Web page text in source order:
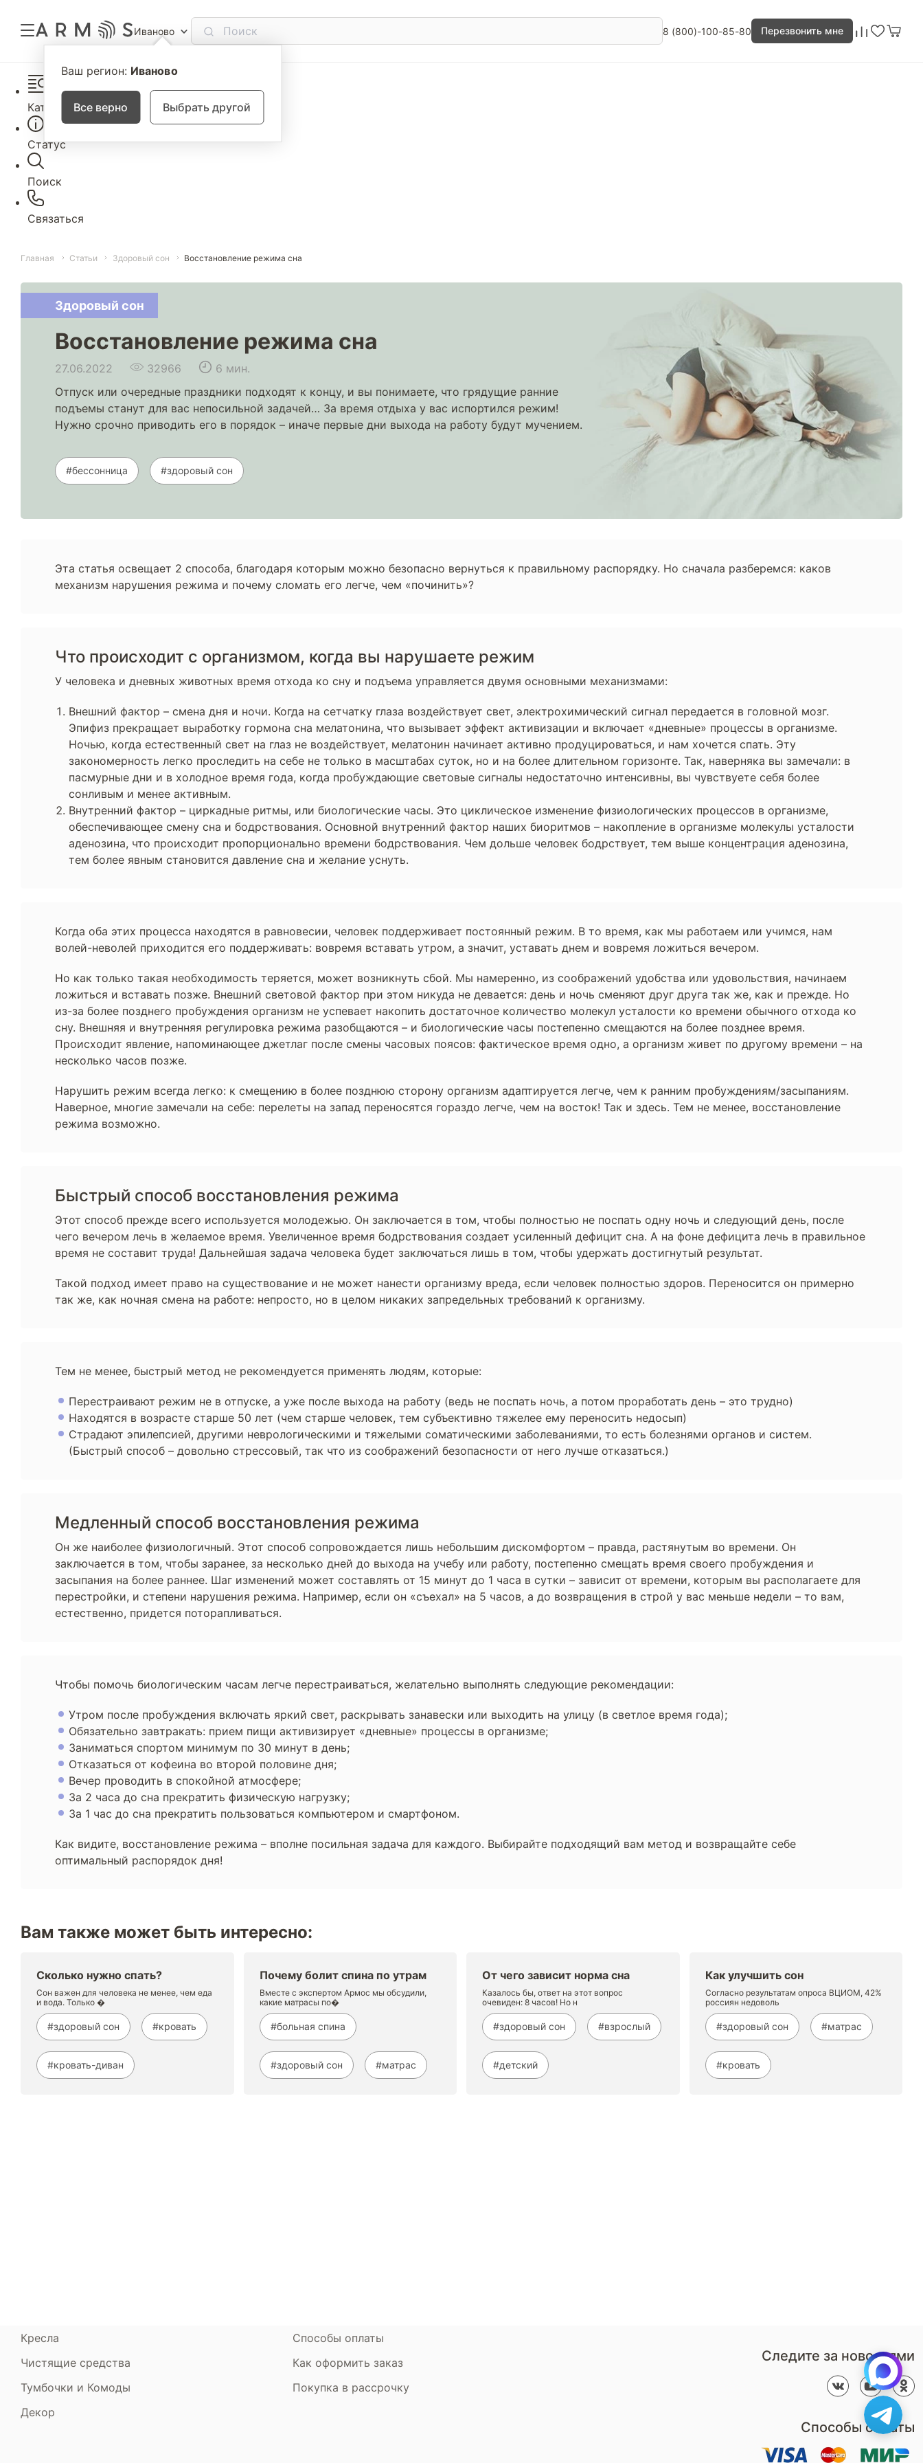
Иваново
Ваш регион: Иваново
Все верно Выбрать другой
8 (800)-100-85-80 Перезвонить мне
Каталог
Статус
Поиск
Связаться
Главная Статьи Здоровый сон Восстановление режима сна
Здоровый сон
Восстановление режима сна
27.06.2022 32966
6 мин.
Отпуск или очередные праздники подходят к концу, и вы понимаете, что грядущие ранние
подъемы станут для вас непосильной задачей… За время отдыха у вас испортился режим!
Нужно срочно приводить его в порядок – иначе первые дни выхода на работу будут мучением.
#бессонница #здоровый сон
Эта статья освещает 2 способа, благодаря которым можно безопасно вернуться к правильному распорядку. Но сначала разберемся: каков
механизм нарушения режима и почему сломать его легче, чем «починить»?
Что происходит с организмом, когда вы нарушаете режим
У человека и дневных животных время отхода ко сну и подъема управляется двумя основными механизмами:
Внешний фактор – смена дня и ночи. Когда на сетчатку глаза воздействует свет, электрохимический сигнал передается в головной мозг.
Эпифиз прекращает выработку гормона сна мелатонина, что вызывает эффект активизации и включает «дневные» процессы в организме.
Ночью, когда естественный свет на глаз не воздействует, мелатонин начинает активно продуцироваться, и нам хочется спать. Эту
закономерность легко проследить на себе не только в масштабах суток, но и на более длительном горизонте. Так, наверняка вы замечали: в
пасмурные дни и в холодное время года, когда пробуждающие световые сигналы недостаточно интенсивны, вы чувствуете себя более
сонливым и менее активным.
Внутренний фактор – циркадные ритмы, или биологические часы. Это циклическое изменение физиологических процессов в организме,
обеспечивающее смену сна и бодрствования. Основной внутренний фактор наших биоритмов – накопление в организме молекулы усталости
аденозина, что происходит пропорционально времени бодрствования. Чем дольше человек бодрствует, тем выше концентрация аденозина,
тем более явным становится давление сна и желание уснуть.
Когда оба этих процесса находятся в равновесии, человек поддерживает постоянный режим. В то время, как мы работаем или учимся, нам
волей-неволей приходится его поддерживать: вовремя вставать утром, а значит, уставать днем и вовремя ложиться вечером.
Но как только такая необходимость теряется, может возникнуть сбой. Мы намеренно, из соображений удобства или удовольствия, начинаем
ложиться и вставать позже. Внешний световой фактор при этом никуда не девается: день и ночь сменяют друг друга так же, как и прежде. Но
из-за более позднего пробуждения организм не успевает накопить достаточное количество молекул усталости ко времени обычного отхода ко
сну. Внешняя и внутренняя регулировка режима разобщаются – и биологические часы постепенно смещаются на более позднее время.
Происходит явление, напоминающее джетлаг после смены часовых поясов: фактическое время одно, а организм живет по другому времени – на
несколько часов позже.
Нарушить режим всегда легко: к смещению в более позднюю сторону организм адаптируется легче, чем к ранним пробуждениям/засыпаниям.
Наверное, многие замечали на себе: перелеты на запад переносятся гораздо легче, чем на восток! Так и здесь. Тем не менее, восстановление
режима возможно.
Быстрый способ восстановления режима
Этот способ прежде всего используется молодежью. Он заключается в том, чтобы полностью не поспать одну ночь и следующий день, после
чего вечером лечь в желаемое время. Увеличенное время бодрствования создает усиленный дефицит сна. А на фоне дефицита лечь в правильное
время не составит труда! Дальнейшая задача человека будет заключаться лишь в том, чтобы удержать достигнутый результат.
Такой подход имеет право на существование и не может нанести организму вреда, если человек полностью здоров. Переносится он примерно
так же, как ночная смена на работе: непросто, но в целом никаких запредельных требований к организму.
Тем не менее, быстрый метод не рекомендуется применять людям, которые:
Перестраивают режим не в отпуске, а уже после выхода на работу (ведь не поспать ночь, а потом проработать день – это трудно)
Находятся в возрасте старше 50 лет (чем старше человек, тем субъективно тяжелее ему переносить недосып)
Страдают эпилепсией, другими неврологическими и тяжелыми соматическими заболеваниями, то есть болезнями органов и систем.
(Быстрый способ – довольно стрессовый, так что из соображений безопасности от него лучше отказаться.)
Медленный способ восстановления режима
Он же наиболее физиологичный. Этот способ сопровождается лишь небольшим дискомфортом – правда, растянутым во времени. Он
заключается в том, чтобы заранее, за несколько дней до выхода на учебу или работу, постепенно смещать время своего пробуждения и
засыпания на более раннее. Шаг изменений может составлять от 15 минут до 1 часа в сутки – зависит от времени, которым вы располагаете для
перестройки, и степени нарушения режима. Например, если он «съехал» на 5 часов, а до возвращения в строй у вас меньше недели – то вам,
естественно, придется поторапливаться.
Чтобы помочь биологическим часам легче перестраиваться, желательно выполнять следующие рекомендации:
Утром после пробуждения включать яркий свет, раскрывать занавески или выходить на улицу (в светлое время года);
Обязательно завтракать: прием пищи активизирует «дневные» процессы в организме;
Заниматься спортом минимум по 30 минут в день;
Отказаться от кофеина во второй половине дня;
Вечер проводить в спокойной атмосфере;
За 2 часа до сна прекратить физическую нагрузку;
За 1 час до сна прекратить пользоваться компьютером и смартфоном.
Как видите, восстановление режима – вполне посильная задача для каждого. Выбирайте подходящий вам метод и возвращайте себе
оптимальный распорядок дня!
Вам также может быть интересно:
Сколько нужно спать?
Сон важен для человека не менее, чем еда
и вода. Только �
#здоровый сон #кровать
#кровать-диван
Почему болит спина по утрам
Вместе с экспертом Армос мы обсудили,
какие матрасы по�
#больная спина
#здоровый сон #матрас
От чего зависит норма сна
Казалось бы, ответ на этот вопрос
очевиден: 8 часов! Но н
#здоровый сон #взрослый
#детский
Как улучшить сон
Согласно результатам опроса ВЦИОМ, 42%
россиян недоволь
#здоровый сон #матрас
#кровать
Кресла
Чистящие средства
Тумбочки и Комоды
Декор
Способы оплаты
Как оформить заказ
Покупка в рассрочку
Следите за новостями
Способы оплаты